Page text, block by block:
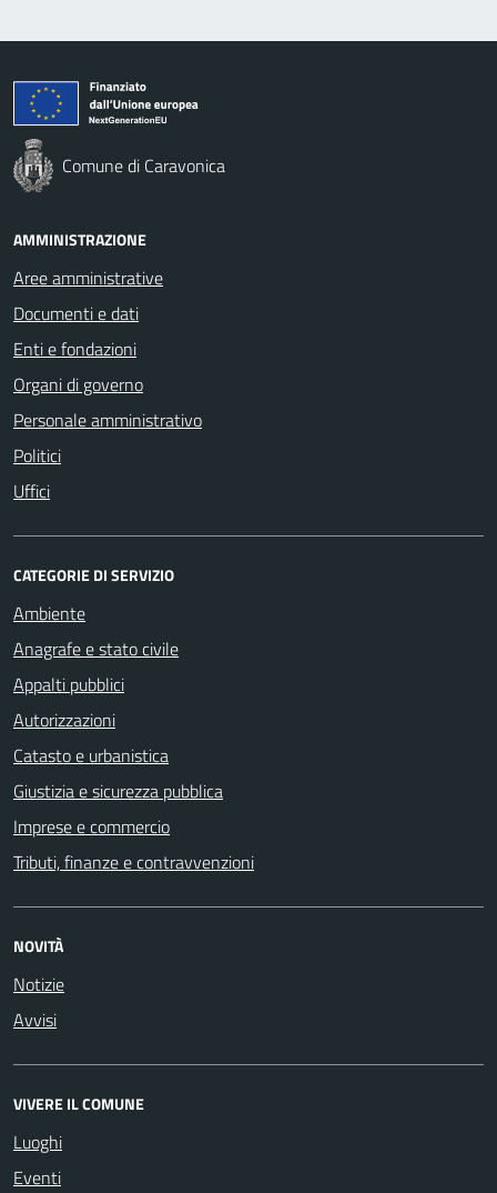
Comune di Caravonica
AMMINISTRAZIONE
Aree amministrative
Documenti e dati
Enti e fondazioni
Organi di governo
Personale amministrativo
Politici
Uffici
CATEGORIE DI SERVIZIO
Ambiente
Anagrafe e stato civile
Appalti pubblici
Autorizzazioni
Catasto e urbanistica
Giustizia e sicurezza pubblica
Imprese e commercio
Tributi, finanze e contravvenzioni
NOVITÀ
Notizie
Avvisi
VIVERE IL COMUNE
Luoghi
Eventi